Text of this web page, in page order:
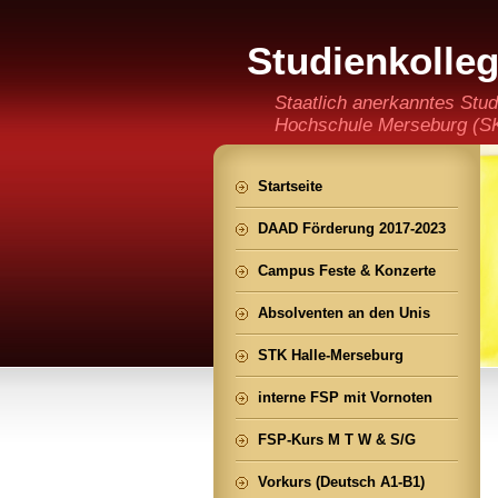
(staatlich
Staatlich anerkanntes
Hochschule Merseburg
der Ming CHENG Institut
Startseite
DAAD Förderung 2017-2023
Campus Feste & Konzerte
Absolventen an den Unis
STK Halle-Merseburg
interne FSP mit Vornoten
FSP-Kurs M T W & S/G
Vorkurs (Deutsch A1-B1)